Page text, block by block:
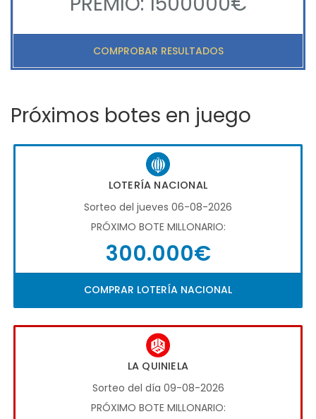
COMPROBAR RESULTADOS
Próximos botes en juego
LOTERÍA NACIONAL
Sorteo del jueves 06-08-2026
PRÓXIMO BOTE MILLONARIO:
300.000€
COMPRAR LOTERÍA NACIONAL
LA QUINIELA
Sorteo del día 09-08-2026
PRÓXIMO BOTE MILLONARIO: